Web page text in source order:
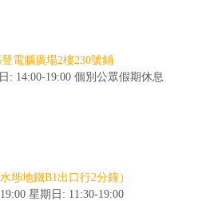
電腦廣場2樓230號鋪
: 14:00-19:00 個別公眾假期休息
埗地鐵B1出口行2分鐘）
星期日: 11:30-19:00